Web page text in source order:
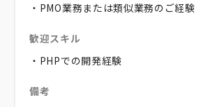
・PMO業務または類似業務のご経験
歓迎スキル
・PHPでの開発経験
備考